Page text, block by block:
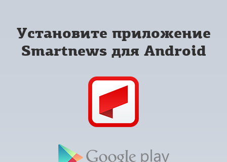
Установите приложение
Smartnews для Android